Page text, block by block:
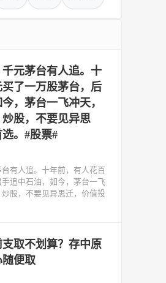
元茅台有人追。十
了一万股茅台，后
，茅台一飞冲天，
股，不要见异思
。#股票#
有人追。十年前，有人花百
追中石油，如今，茅台一飞
股，不要见异思迁，价值投
取不划算？存中原
随便取